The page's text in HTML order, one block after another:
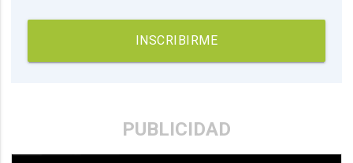
INSCRIBIRME
PUBLICIDAD